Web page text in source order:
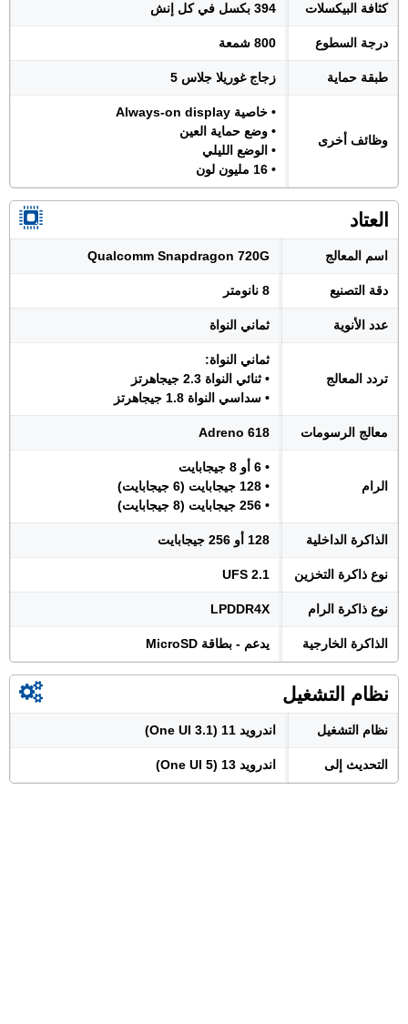
كثافة البيكسلات 394 بكسل في كل إنش
درجة السطوع 800 شمعة
طبقة حماية زجاج غوريلا جلاس 5
وظائف أخرى
• خاصية Always-on display
• وضع حماية العين
• الوضع الليلي
• 16 مليون لون
العتاد
اسم المعالج Qualcomm Snapdragon 720G
دقة التصنيع 8 نانومتر
عدد الأنوية ثماني النواة
تردد المعالج
ثماني النواة:
• ثنائي النواة 2.3 جيجاهرتز
• سداسي النواة 1.8 جيجاهرتز
معالج الرسومات Adreno 618
الرام
• 6 أو 8 جيجابايت
• 128 جيجابايت (6 جيجابايت)
• 256 جيجابايت (8 جيجابايت)
الذاكرة الداخلية 128 أو 256 جيجابايت
نوع ذاكرة التخزين UFS 2.1
نوع ذاكرة الرام LPDDR4X
الذاكرة الخارجية يدعم - بطاقة MicroSD
نظام التشغيل
نظام التشغيل اندرويد 11 (One UI 3.1)
التحديث إلى اندرويد 13 (One UI 5)